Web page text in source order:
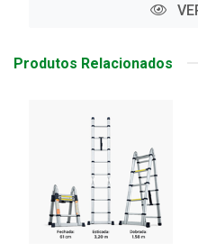
Produtos Relacionados